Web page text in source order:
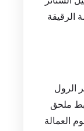
الرقيقة
الرول
ملحق
العمالة